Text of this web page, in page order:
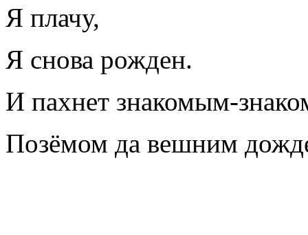
Я плачу,
Я снова рожден.
И пахнет знакомым-
Позёмом да вешним